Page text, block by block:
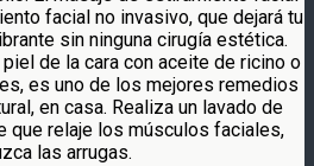
facial no invasivo, que dejará tu
sin ninguna cirugía estética.
de la cara con aceite de ricino o
es uno de los mejores remedios
en casa. Realiza un lavado de
que relaje los músculos faciales,
las arrugas.